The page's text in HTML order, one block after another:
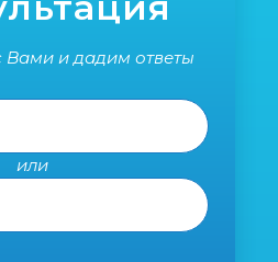
и дадим ответы
или